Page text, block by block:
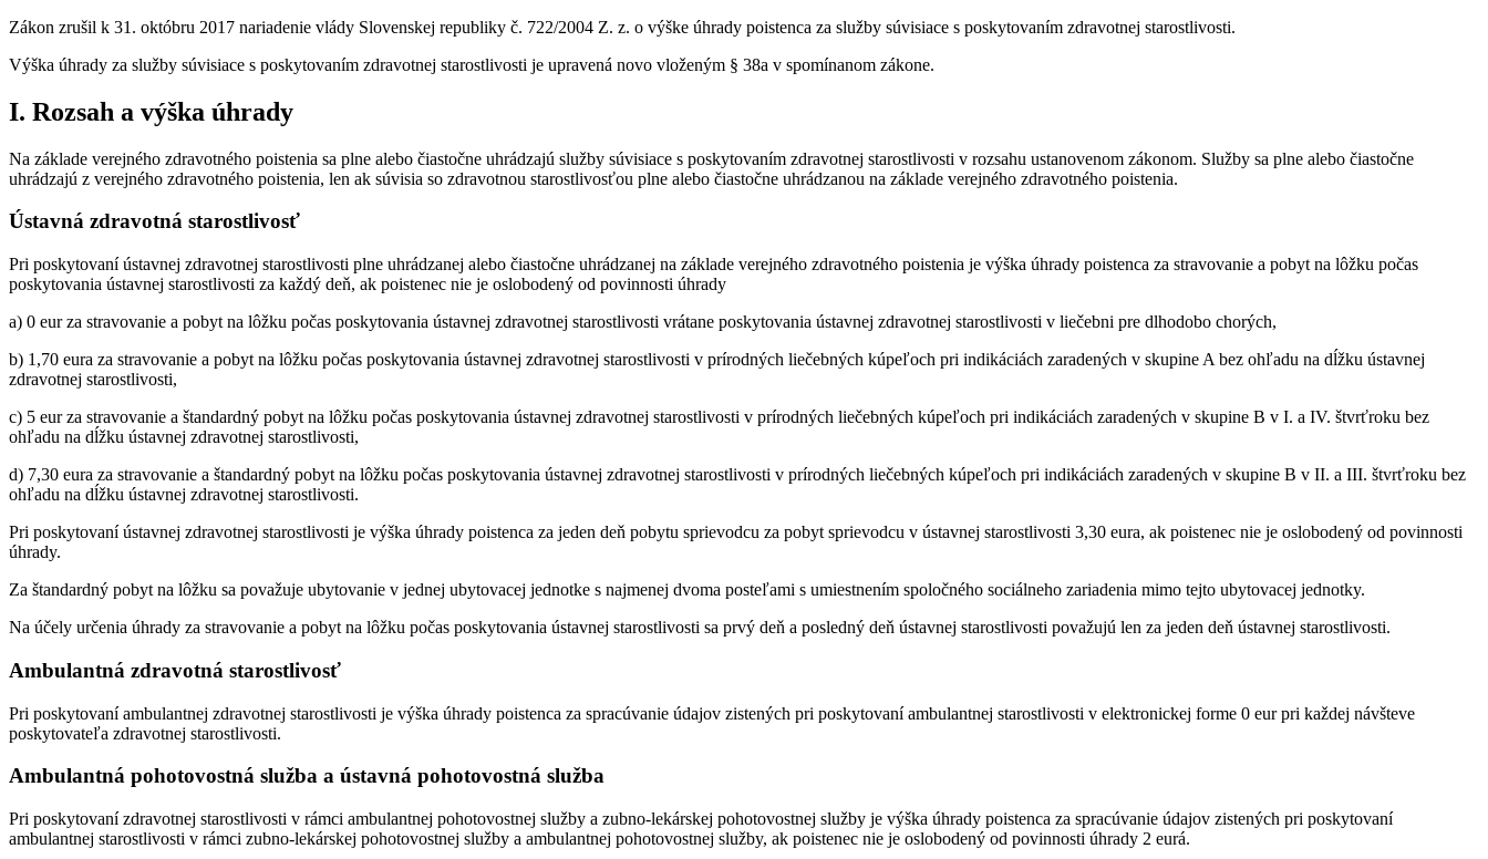
Zákon zrušil k 31. októbru 2017 nariadenie vlády Slovenskej republiky č. 722/2004 Z. z. o výške úhrady poistenca za služby súvisiace s poskytovaním zdravotnej starostlivosti.
Výška úhrady za služby súvisiace s poskytovaním zdravotnej starostlivosti je upravená novo vloženým § 38a v spomínanom zákone.
I. Rozsah a výška úhrady
Na základe verejného zdravotného poistenia sa plne alebo čiastočne uhrádzajú služby súvisiace s poskytovaním zdravotnej starostlivosti v rozsahu ustanovenom zákonom. Služby sa plne alebo čiastočne
uhrádzajú z verejného zdravotného poistenia, len ak súvisia so zdravotnou starostlivosťou plne alebo čiastočne uhrádzanou na základe verejného zdravotného poistenia.
Ústavná zdravotná starostlivosť
Pri poskytovaní ústavnej zdravotnej starostlivosti plne uhrádzanej alebo čiastočne uhrádzanej na základe verejného zdravotného poistenia je výška úhrady poistenca za stravovanie a pobyt na lôžku počas
poskytovania ústavnej starostlivosti za každý deň, ak poistenec nie je oslobodený od povinnosti úhrady
a) 0 eur za stravovanie a pobyt na lôžku počas poskytovania ústavnej zdravotnej starostlivosti vrátane poskytovania ústavnej zdravotnej starostlivosti v liečebni pre dlhodobo chorých,
b) 1,70 eura za stravovanie a pobyt na lôžku počas poskytovania ústavnej zdravotnej starostlivosti v prírodných liečebných kúpeľoch pri indikáciách zaradených v skupine A bez ohľadu na dĺžku ústavnej
zdravotnej starostlivosti,
c) 5 eur za stravovanie a štandardný pobyt na lôžku počas poskytovania ústavnej zdravotnej starostlivosti v prírodných liečebných kúpeľoch pri indikáciách zaradených v skupine B v I. a IV. štvrťroku bez
ohľadu na dĺžku ústavnej zdravotnej starostlivosti,
d) 7,30 eura za stravovanie a štandardný pobyt na lôžku počas poskytovania ústavnej zdravotnej starostlivosti v prírodných liečebných kúpeľoch pri indikáciách zaradených v skupine B v II. a III. štvrťroku bez
ohľadu na dĺžku ústavnej zdravotnej starostlivosti.
Pri poskytovaní ústavnej zdravotnej starostlivosti je výška úhrady poistenca za jeden deň pobytu sprievodcu za pobyt sprievodcu v ústavnej starostlivosti 3,30 eura, ak poistenec nie je oslobodený od povinnosti
úhrady.
Za štandardný pobyt na lôžku sa považuje ubytovanie v jednej ubytovacej jednotke s najmenej dvoma posteľami s umiestnením spoločného sociálneho zariadenia mimo tejto ubytovacej jednotky.
Na účely určenia úhrady za stravovanie a pobyt na lôžku počas poskytovania ústavnej starostlivosti sa prvý deň a posledný deň ústavnej starostlivosti považujú len za jeden deň ústavnej starostlivosti.
Ambulantná zdravotná starostlivosť
Pri poskytovaní ambulantnej zdravotnej starostlivosti je výška úhrady poistenca za spracúvanie údajov zistených pri poskytovaní ambulantnej starostlivosti v elektronickej forme 0 eur pri každej návšteve
poskytovateľa zdravotnej starostlivosti.
Ambulantná pohotovostná služba a ústavná pohotovostná služba
Pri poskytovaní zdravotnej starostlivosti v rámci ambulantnej pohotovostnej služby a zubno-lekárskej pohotovostnej služby je výška úhrady poistenca za spracúvanie údajov zistených pri poskytovaní
ambulantnej starostlivosti v rámci zubno-lekárskej pohotovostnej služby a ambulantnej pohotovostnej služby, ak poistenec nie je oslobodený od povinnosti úhrady 2 eurá.